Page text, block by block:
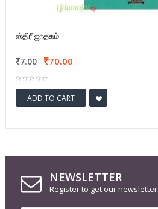
ஸ்திரீ ஜாதகம்
7.00 70.00
ADD TO CART
NEWSLETTER
Register to get our newsletter